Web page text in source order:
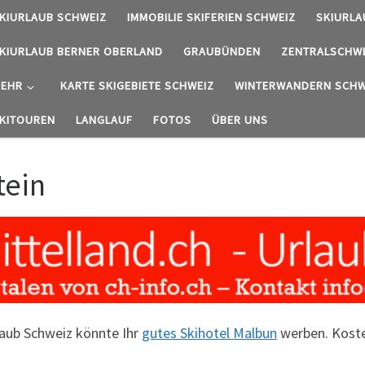
SCHWEIZ IMMOBILIE SKIFERIEN SCHWEIZ
BERNER OBERLAND GRAUBÜNDEN
KARTE SKIGEBIETE SCHWEIZ WINTERWANDERN
LANGLAUF FOTOS ÜBER UNS
Schweiz könnte Ihr gutes Skihotel Malbun werben.